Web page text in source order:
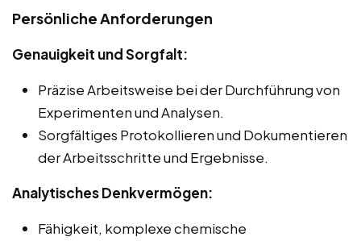
Persönliche Anforderungen
Genauigkeit und Sorgfalt:
Präzise Arbeitsweise bei der Durchführung von
Experimenten und Analysen.
Sorgfältiges Protokollieren und Dokumentieren
der Arbeitsschritte und Ergebnisse.
Analytisches Denkvermögen:
Fähigkeit, komplexe chemische